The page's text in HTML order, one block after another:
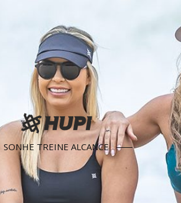
SONHE TREINE ALCANCE